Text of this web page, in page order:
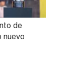
de
nuevo